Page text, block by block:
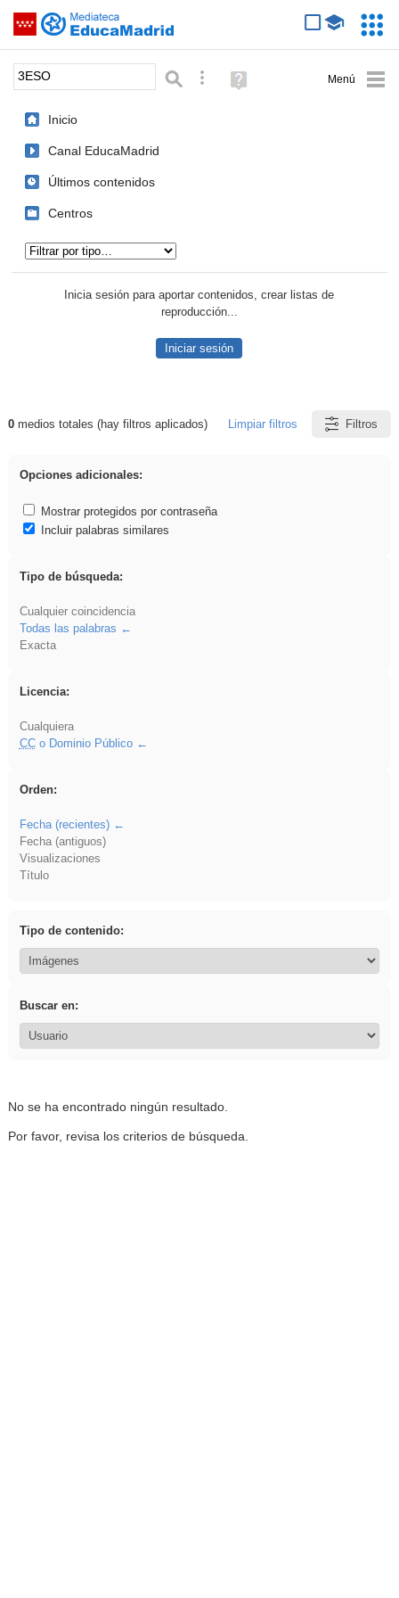
Saltar navegación
Palabra o frase: Búsqueda avanzada
Ayuda
(en
Inicio
Canal EducaMadrid
Últimos contenidos
Centros
Inicia sesión para aportar contenidos, crear listas de
reproducción...
Iniciar sesión
Resultados de: 3ESO
0medios totales (hay filtros aplicados) Limpiar filtros Filtros
Opciones adicionales:
Mostrar protegidos por contraseña
Incluir palabras similares
Tipo de búsqueda:
Cualquier coincidencia
Todas las palabras
Exacta
Licencia:
Cualquiera
CCo Dominio Público
Orden:
Fecha (recientes)
Fecha (antiguos)
Visualizaciones
Título
Tipo de contenido:
Buscar en:
No se ha encontrado ningún resultado.
Por favor, revisa los criterios de búsqueda.